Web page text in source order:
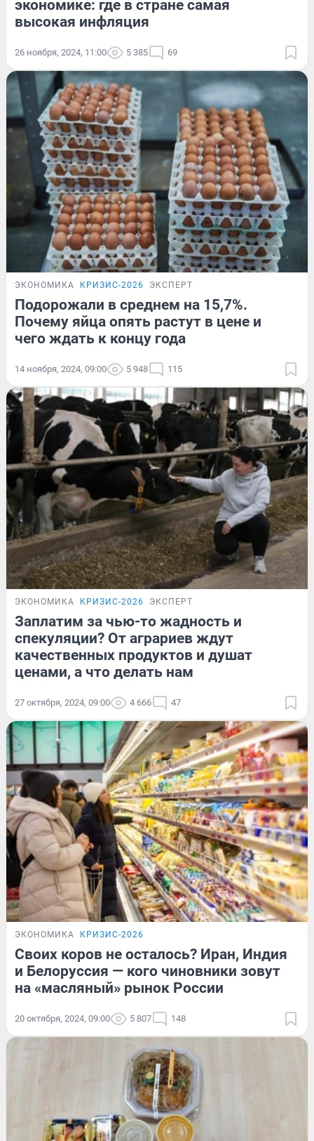
экономике: где в стране самая
высокая инфляция
26 ноября, 2024, 11:00 5 385 69
ЭКОНОМИКА КРИЗИС-2026 ЭКСПЕРТ
Подорожали в среднем на 15,7%.
Почему яйца опять растут в цене и
чего ждать к концу года
14 ноября, 2024, 09:00 5 948 115
ЭКОНОМИКА КРИЗИС-2026 ЭКСПЕРТ
Заплатим за чью-то жадность и
спекуляции? От аграриев ждут
качественных продуктов и душат
ценами, а что делать нам
27 октября, 2024, 09:00 4 666 47
ЭКОНОМИКА КРИЗИС-2026
Своих коров не осталось? Иран, Индия
и Белоруссия — кого чиновники зовут
на «масляный» рынок России
20 октября, 2024, 09:00 5 807 148